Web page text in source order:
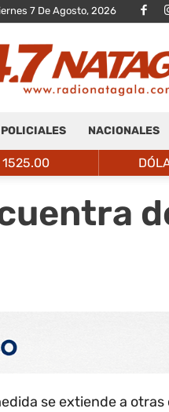
7 De Agosto, 2026
POLICIALES NACIONALES
1525.00
se extiende a